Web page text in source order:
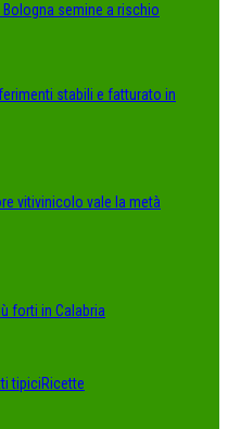
semine a rischio
stabili e fatturato in
vitivinicolo vale la metà
forti in Calabria
tipiciRicette